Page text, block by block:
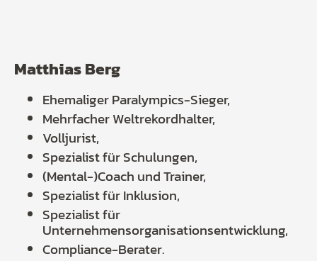
Matthias Berg
Ehemaliger Paralympics-Sieger,
Mehrfacher Weltrekordhalter,
Volljurist,
Spezialist für Schulungen,
(Mental-)Coach und Trainer,
Spezialist für Inklusion,
Spezialist für
Unternehmensorganisationsentwicklung,
Compliance-Berater.